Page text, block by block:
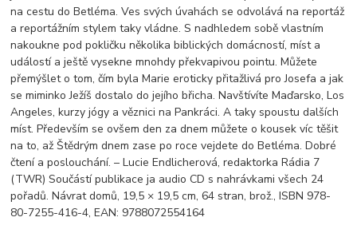
na cestu do Betléma. Ves svých úvahách se odvolává na reportáž
a reportážním stylem taky vládne. S nadhledem sobě vlastním
nakoukne pod pokličku několika biblických domácností, míst a
událostí a ještě vysekne mnohdy překvapivou pointu. Můžete
přemýšlet o tom, čím byla Marie eroticky přitažlivá pro Josefa a jak
se miminko Ježíš dostalo do jejího břicha. Navštívíte Maďarsko, Los
Angeles, kurzy jógy a věznici na Pankráci. A taky spoustu dalších
míst. Především se ovšem den za dnem můžete o kousek víc těšit
na to, až Štědrým dnem zase po roce vejdete do Betléma. Dobré
čtení a poslouchání. – Lucie Endlicherová, redaktorka Rádia 7
(TWR) Součástí publikace ja audio CD s nahrávkami všech 24
pořadů. Návrat domů, 19,5 × 19,5 cm, 64 stran, brož., ISBN 978-
80-7255-416-4, EAN: 9788072554164